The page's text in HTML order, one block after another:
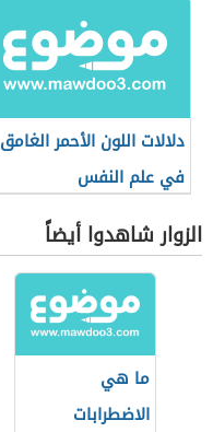
دلالات اللون الأحمر الغامق
في علم النفس
الزوار شاهدوا أيضاً
ما هي
الاضطرابات